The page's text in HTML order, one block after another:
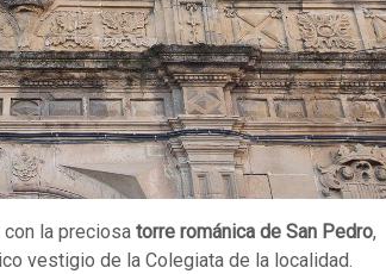
la preciosa torre románica de San Pedro,
vestigio de la Colegiata de la localidad.